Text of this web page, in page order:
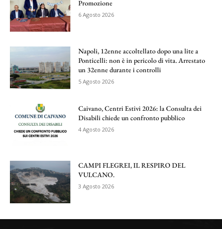
Promozione
6 Agosto 2026
Napoli, 12enne accoltellato dopo una lite a
Ponticelli: non è in pericolo di vita. Arrestato
un 32enne durante i controlli
5 Agosto 2026
Caivano, Centri Estivi 2026: la Consulta dei
Disabili chiede un confronto pubblico
4 Agosto 2026
CAMPI FLEGREI, IL RESPIRO DEL
VULCANO.
3 Agosto 2026